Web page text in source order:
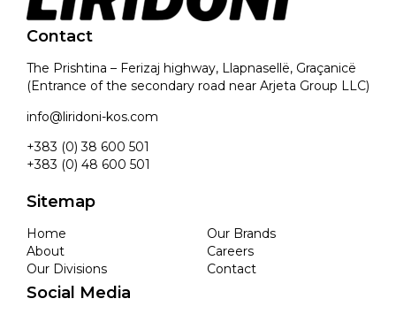
Contact
The Prishtina – Ferizaj highway, Llapnasellë, Graçanicë
(Entrance of the secondary road near Arjeta Group LLC)
info@liridoni-kos.com
+383 (0) 38 600 501
+383 (0) 48 600 501
Sitemap
Home
About
Our Divisions
Our Brands
Careers
Contact
Social Media